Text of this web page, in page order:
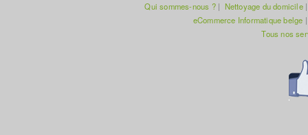
Qui sommes-nous ?| Nettoyage du domicile
eCommerce Informatique belge
Tous nos